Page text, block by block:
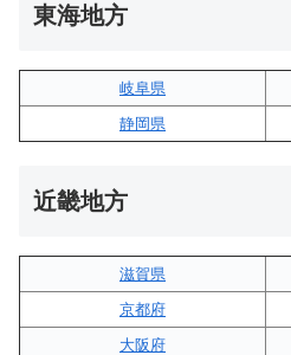
東海地方
岐阜県
静岡県
近畿地方
滋賀県
京都府
大阪府